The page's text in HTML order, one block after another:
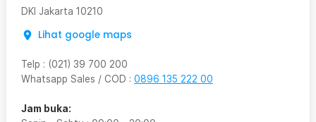
DKI Jakarta 10210
Lihat google maps
Telp : (021) 39 700 200
Whatsapp Sales / COD : 0896 135 222 00
Jam buka: